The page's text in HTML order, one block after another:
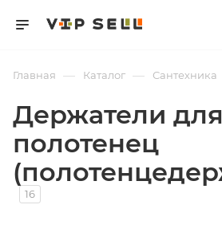
Главная — Каталог — Сантехника
Держатели для
полотенец
16